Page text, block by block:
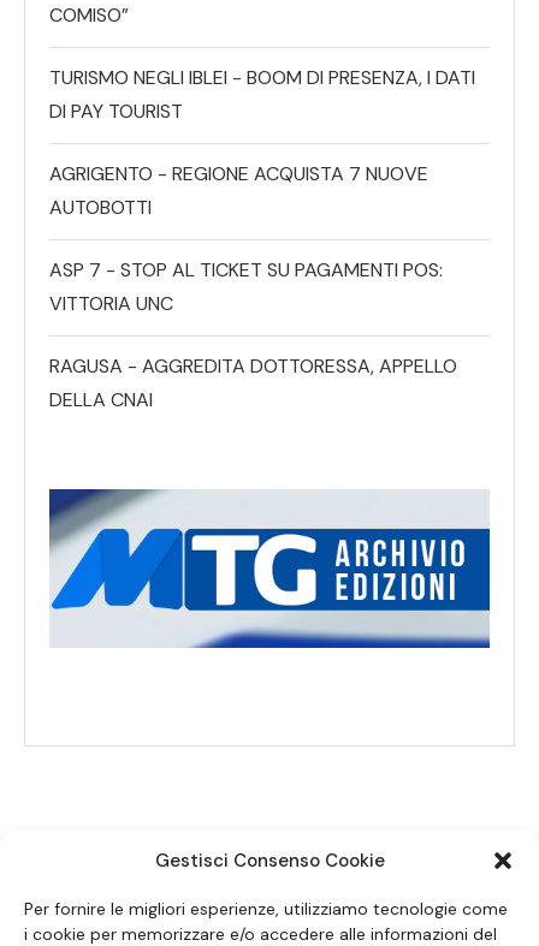
Gestisci Consenso Cookie
Per fornire le migliori esperienze, utilizziamo tecnologie come
i cookie per memorizzare e/o accedere alle informazioni del
COMISO”
TURISMO NEGLI IBLEI - BOOM DI PRESENZA, I DATI
DI PAY TOURIST
AGRIGENTO - REGIONE ACQUISTA 7 NUOVE
AUTOBOTTI
ASP 7 - STOP AL TICKET SU PAGAMENTI POS:
VITTORIA UNC
RAGUSA - AGGREDITA DOTTORESSA, APPELLO
DELLA CNAI
SEGUICI SUI SOCIAL